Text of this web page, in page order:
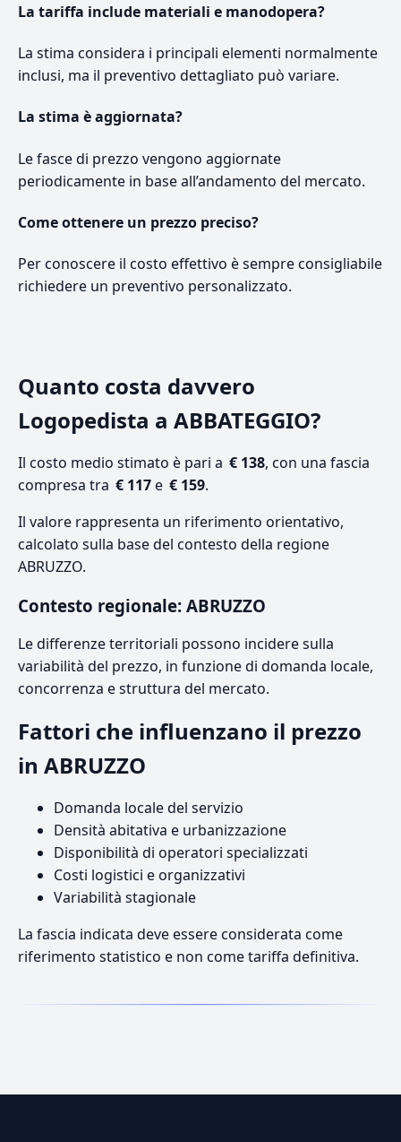
La tariffa include materiali e manodopera?
La stima considera i principali elementi normalmente
inclusi, ma il preventivo dettagliato può variare.
La stima è aggiornata?
Le fasce di prezzo vengono aggiornate
periodicamente in base all’andamento del mercato.
Come ottenere un prezzo preciso?
Per conoscere il costo effettivo è sempre consigliabile
richiedere un preventivo personalizzato.
Quanto costa davvero
Logopedista a ABBATEGGIO?
Il costo medio stimato è pari a € 138, con una fascia
compresa tra € 117e € 159.
Il valore rappresenta un riferimento orientativo,
calcolato sulla base del contesto della regione
ABRUZZO.
Contesto regionale: ABRUZZO
Le differenze territoriali possono incidere sulla
variabilità del prezzo, in funzione di domanda locale,
concorrenza e struttura del mercato.
Fattori che influenzano il prezzo
in ABRUZZO
Domanda locale del servizio
Densità abitativa e urbanizzazione
Disponibilità di operatori specializzati
Costi logistici e organizzativi
Variabilità stagionale
La fascia indicata deve essere considerata come
riferimento statistico e non come tariffa definitiva.